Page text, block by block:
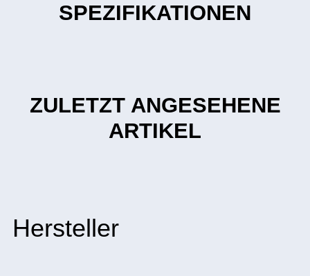
SPEZIFIKATIONEN
ZULETZT ANGESEHENE
ARTIKEL
Hersteller